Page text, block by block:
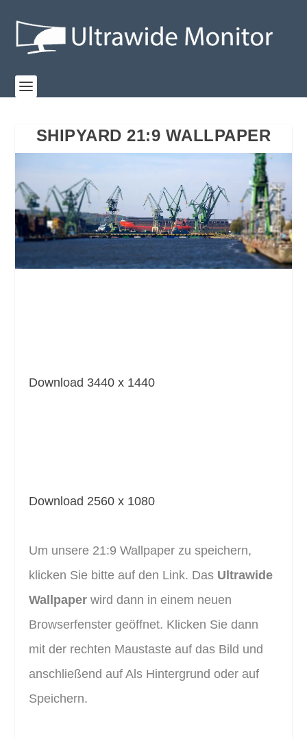
SHIPYARD 21:9 WALLPAPER
Download 3440 x 1440
Download 2560 x 1080
Um unsere 21:9 Wallpaper zu speichern,
klicken Sie bitte auf den Link. Das Ultrawide
Wallpaper wird dann in einem neuen
Browserfenster geöffnet. Klicken Sie dann
mit der rechten Maustaste auf das Bild und
anschließend auf Als Hintergrund oder auf
Speichern.